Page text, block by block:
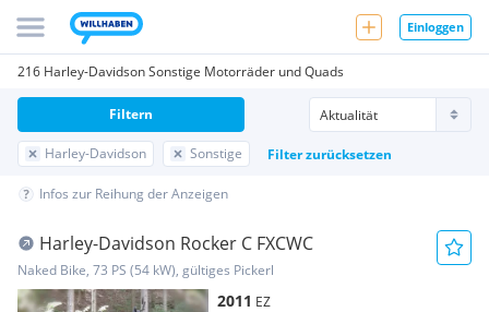
Einloggen
216 Harley-Davidson Sonstige Motorräder und Quads
Harley-Davidson Sonstige Filter zurücksetzen
Filtern
Infos zur Reihung der Anzeigen
Harley-Davidson Rocker C FXCWC
Naked Bike, 73 PS (54 kW), gültiges Pickerl
2011 EZ